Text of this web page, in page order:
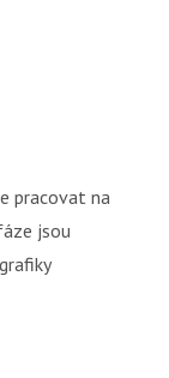
pracovat na
jsou